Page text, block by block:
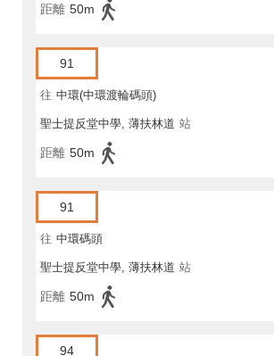
距離 50m
91
往 中環(中環渡輪碼頭)
聖士提反堂中學, 薄扶林道 站
距離 50m
91
往 中環碼頭
聖士提反堂中學, 薄扶林道 站
距離 50m
94